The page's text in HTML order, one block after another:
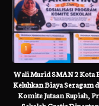
1
Wali Murid SMAN 2 Kota
Keluhkan Biaya Seragam
Komite Jutaan Rupiah,